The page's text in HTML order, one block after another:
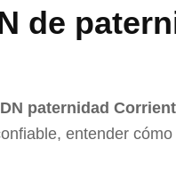
de
paternidad
entender